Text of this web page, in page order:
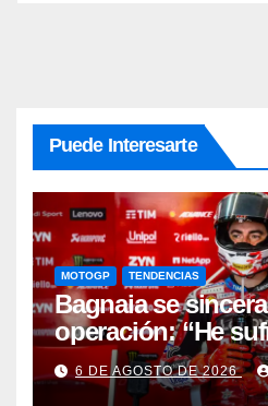
Puede Interesarte
MOTOGP TENDENCIAS
Bagnaia se
operación: “He
durante el último
6 DE AGOSTO DE 2026